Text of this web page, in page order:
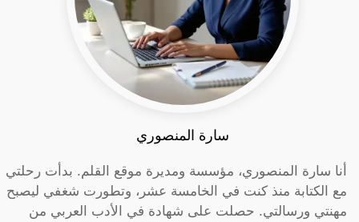
سارة المنصوري
أنا سارة المنصوري، مؤسسة ومديرة موقع القلم. بدأت رحلتي
مع الكتابة منذ كنت في الخامسة عشر، وتطورت شغفي ليصبح
مهنتي ورسالتي. حصلت على شهادة في الأدب العربي من